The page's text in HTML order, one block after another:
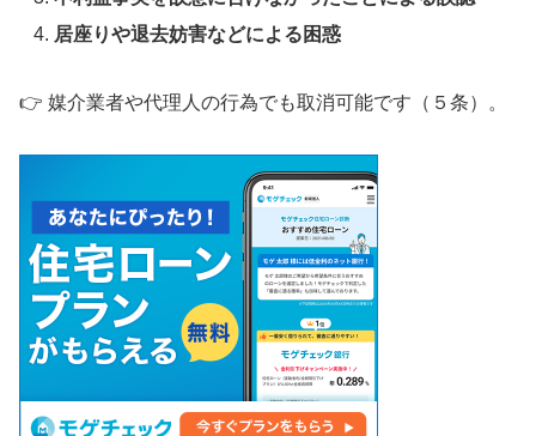
居座りや退去妨害などによる困惑
👉 媒介業者や代理人の行為でも取消可能です（５条）。